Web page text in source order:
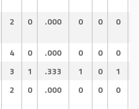
2 0 .000 0 0 0
4 0 .000 0 0 0
3 1 .333 1 0 1
2 0 .000 0 0 0